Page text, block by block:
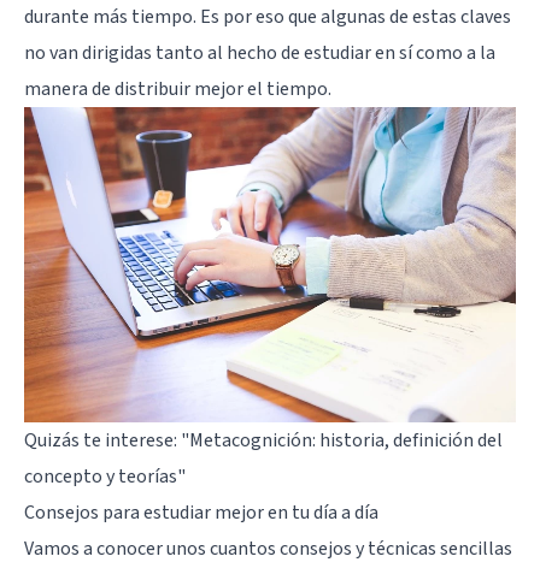
durante más tiempo. Es por eso que algunas de estas claves
no van dirigidas tanto al hecho de estudiar en sí como a la
manera de distribuir mejor el tiempo.
Quizás te interese: "Metacognición: historia, definición del
concepto y teorías"
Consejos para estudiar mejor en tu día a día
Vamos a conocer unos cuantos consejos y técnicas sencillas